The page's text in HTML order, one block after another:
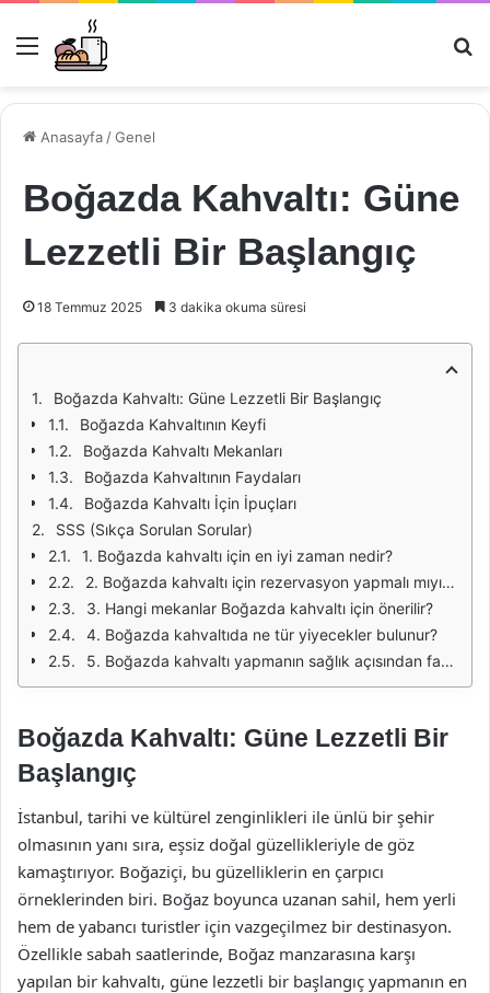
Menü
Anasayfa /Genel
Boğazda Kahvaltı: Güne
Lezzetli Bir Başlangıç
18 Temmuz 2025 3 dakika okuma süresi
Boğazda Kahvaltı: Güne Lezzetli Bir Başlangıç
Boğazda Kahvaltının Keyfi
Boğazda Kahvaltı Mekanları
Boğazda Kahvaltının Faydaları
Boğazda Kahvaltı İçin İpuçları
SSS (Sıkça Sorulan Sorular)
1. Boğazda kahvaltı için en iyi zaman nedir?
2. Boğazda kahvaltı için rezervasyon yapmalı mıyım?
3. Hangi mekanlar Boğazda kahvaltı için önerilir?
4. Boğazda kahvaltıda ne tür yiyecekler bulunur?
5. Boğazda kahvaltı yapmanın sağlık açısından faydaları nelerdir?
Boğazda Kahvaltı: Güne Lezzetli Bir
Başlangıç
İstanbul, tarihi ve kültürel zenginlikleri ile ünlü bir şehir
olmasının yanı sıra, eşsiz doğal güzellikleriyle de göz
kamaştırıyor. Boğaziçi, bu güzelliklerin en çarpıcı
örneklerinden biri. Boğaz boyunca uzanan sahil, hem yerli
hem de yabancı turistler için vazgeçilmez bir destinasyon.
Özellikle sabah saatlerinde, Boğaz manzarasına karşı
yapılan bir kahvaltı, güne lezzetli bir başlangıç yapmanın en